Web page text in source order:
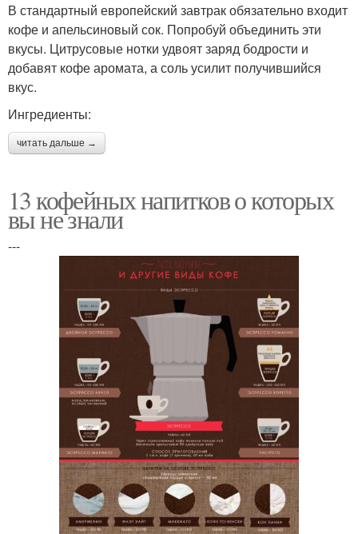
В стандартный европейский завтрак обязательно входит
кофе и апельсиновый сок. Попробуй объединить эти
вкусы. Цитрусовые нотки удвоят заряд бодрости и
добавят кофе аромата, а соль усилит получившийся
вкус.
Ингредиенты:
читать дальше →
13 кофейных напитков о которых
вы не знали
---